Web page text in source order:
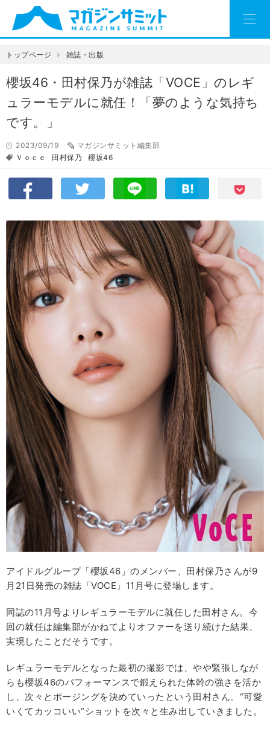
トップページ 雑誌・出版
櫻坂46・田村保乃が雑誌「VOCE」のレギ
ュラーモデルに就任！「夢のような気持ち
です。」
2023/09/19
マガジンサミット編集部
Ｖｏｃｅ
田村保乃 櫻坂46
アイドルグループ「櫻坂46」のメンバー、田村保乃さんが9
月21日発売の雑誌「VOCE」11月号に登場します。
同誌の11月号よりレギュラーモデルに就任した田村さん。今
回の就任は編集部がかねてよりオファーを送り続けた結果、
実現したことだそうです。
レギュラーモデルとなった最初の撮影では、やや緊張しなが
らも櫻坂46のパフォーマンスで鍛えられた体幹の強さを活か
し、次々とポージングを決めていったという田村さん。“可愛
いくてカッコいい”ショットを次々と生み出していきました。